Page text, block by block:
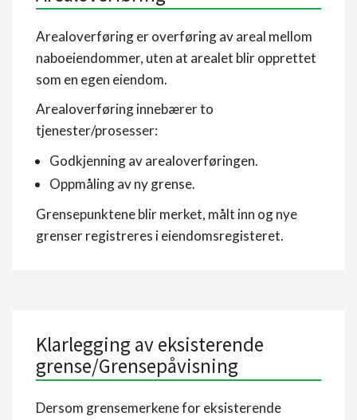
Arealoverføring er overføring av areal mellom
naboeiendommer, uten at arealet blir opprettet
som en egen eiendom.
Arealoverføring innebærer to
tjenester/prosesser:
Godkjenning av arealoverføringen.
Oppmåling av ny grense.
Grensepunktene blir merket, målt inn og nye
grenser registreres i eiendomsregisteret.
Klarlegging av eksisterende
grense/Grensepåvisning
Dersom grensemerkene for eksisterende